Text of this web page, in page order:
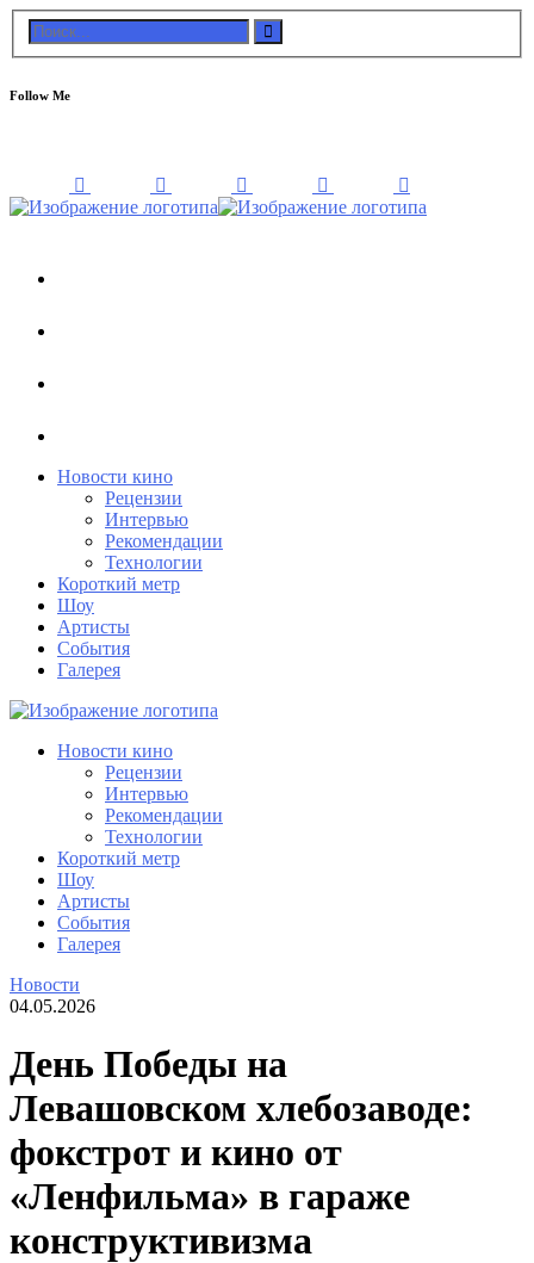
Follow Me
Новости кино
Рецензии
Интервью
Рекомендации
Технологии
Короткий метр
Шоу
Артисты
События
Галерея
Новости кино
Рецензии
Интервью
Рекомендации
Технологии
Короткий метр
Шоу
Артисты
События
Галерея
Новости
04.05.2026
День Победы на
Левашовском хлебозаводе:
фокстрот и кино от
«Ленфильма» в гараже
конструктивизма